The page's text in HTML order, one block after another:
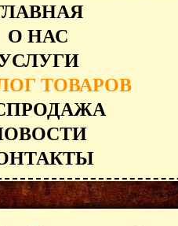
О НАС
ТОВАРОВ